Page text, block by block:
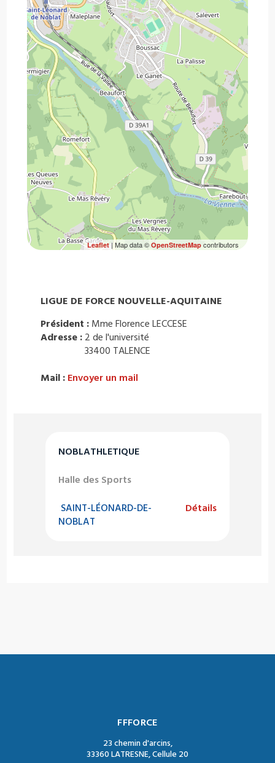
NOBLATHLETIQUE
Halle des Sports
SAINT-LÉONARD-DE-
NOBLAT
Détails
Leaflet| Map data © OpenStreetMapcontributors
LIGUE DE FORCE NOUVELLE-AQUITAINE
Président : Mme Florence LECCESE
Adresse : 2 de l'université
33400 TALENCE
Mail : Envoyer un mail
FFFORCE
23 chemin d'arcins,
33360 LATRESNE, Cellule 20